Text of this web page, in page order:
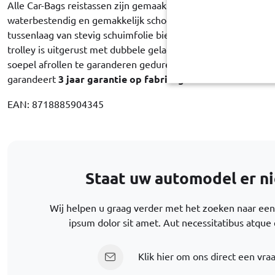
Alle Car-Bags reistassen zijn gemaakt van hoogwaardig
waterbestendig en gemakkelijk schoon te maken. De
tussenlaag van stevig schuimfolie biedt maximale
trolley is uitgerust met dubbele gelagerde wielen met
soepel afrollen te garanderen gedurende de hele levensduur
garandeert 3 jaar garantie op fabricagefouten
EAN: 8718885904345
Staat uw automodel er
Wij helpen u graag verder met het zoeken naar
ipsum dolor sit amet. Aut necessitatibus atque
Klik hier om ons direct een